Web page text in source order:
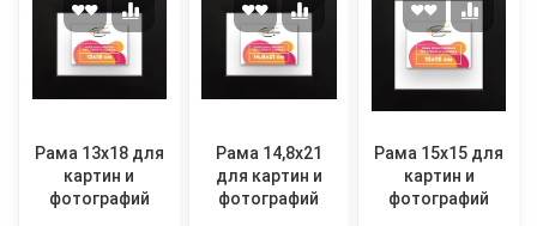
Рама 13x18 для
картин и
фотографий
Рама 14,8x21
для картин и
фотографий
Рама 15x15 для
картин и
фотографий